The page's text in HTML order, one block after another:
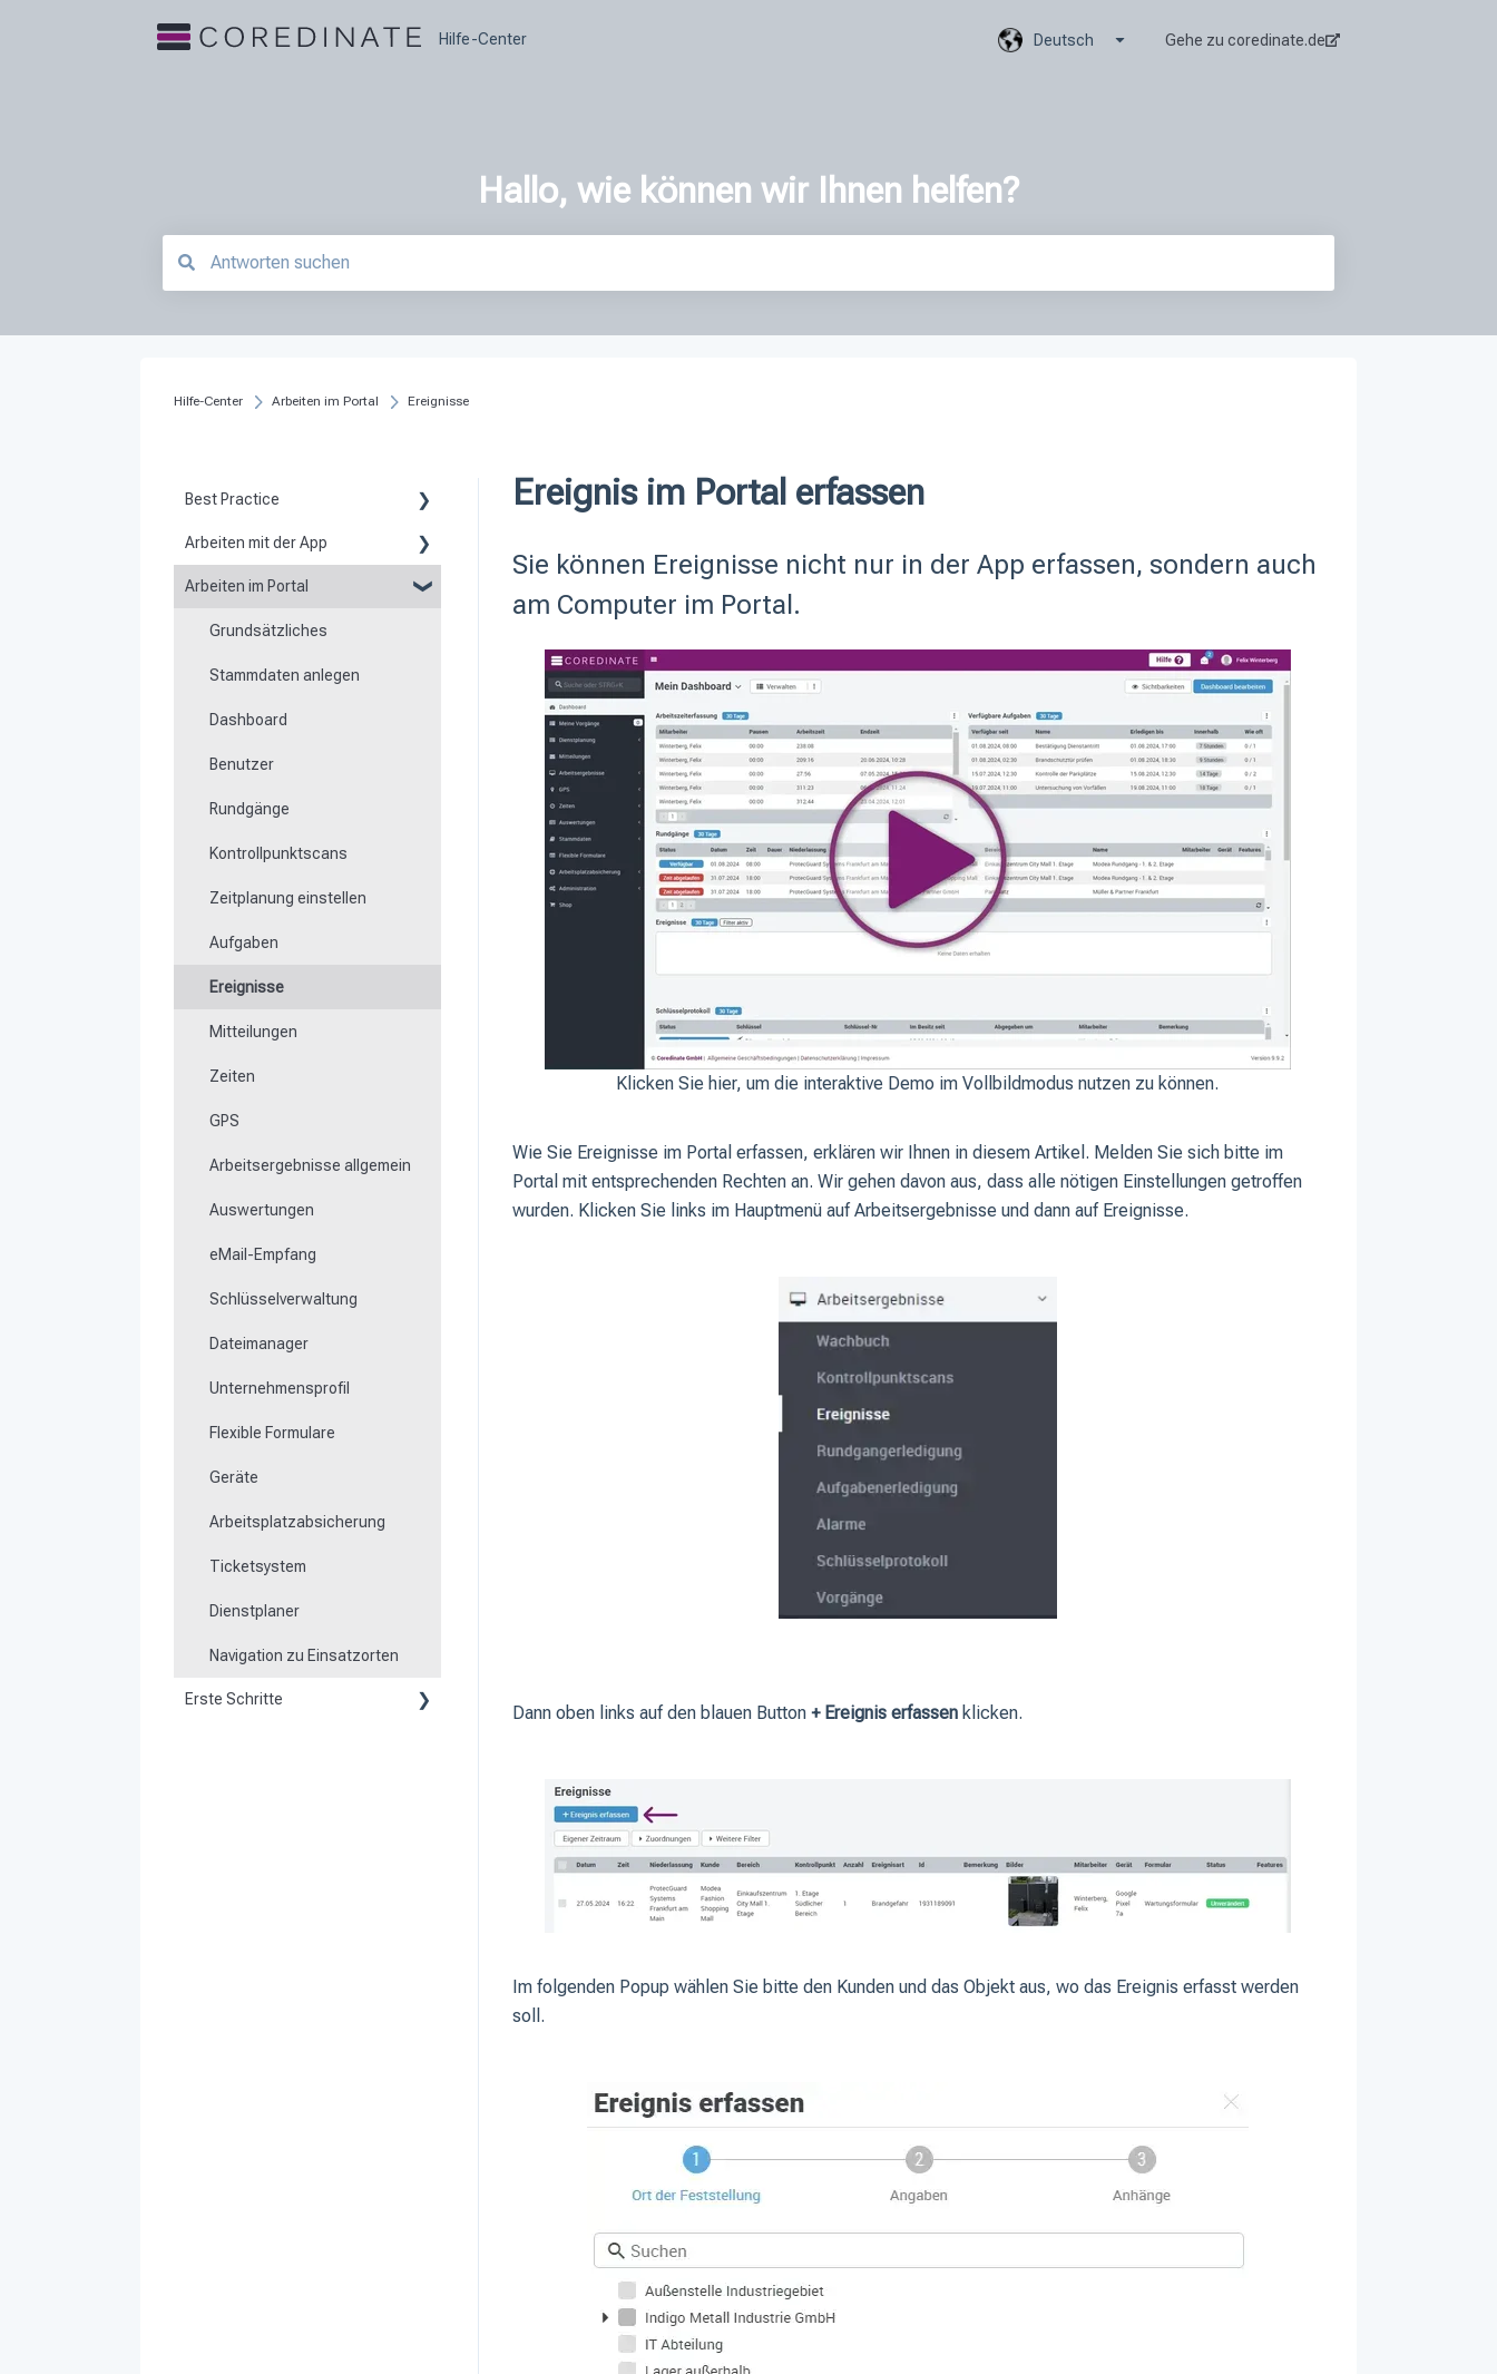
Deutsch Untermenü für Übersetzungen anzeigen
Hilfe-Center Gehe zu coredinate.de
Hallo, wie können wir Ihnen helfen?
Hilfe-Center Arbeiten im Portal Ereignisse
Ereignis im Portal erfassen
Sie können Ereignisse nicht nur in der App erfassen, sondern auch
am Computer im Portal.
Klicken Sie hier, um die interaktive Demo im Vollbildmodus nutzen zu können.
Wie Sie Ereignisse im Portal erfassen, erklären wir Ihnen in diesem Artikel. Melden Sie sich bitte im
Portal mit entsprechenden Rechten an. Wir gehen davon aus, dass alle nötigen Einstellungen getroffen
wurden. Klicken Sie links im Hauptmenü auf Arbeitsergebnisse und dann auf Ereignisse.
Dann oben links auf den blauen Button + Ereignis erfassen klicken.
Im folgenden Popup wählen Sie bitte den Kunden und das Objekt aus, wo das Ereignis erfasst werden
soll.
Best Practice
Berichte
Flexible Formulare
Zeiten
Besonderheit von
Arbeiten mit der App
Grundsätzliches zur App
Scannen von Kontrollpunkten
Navigation zu Einsatzorten
Rundgänge
Offline arbeiten
Ereignisse
Arbeits- und
Kontrollpunkte austauschen
Wie lerne ich Beacons ein?
Arbeiten mit dem Ticketsystem
Arbeiten im Portal
Grundsätzliches
Stammdaten anlegen
Dashboard
Benutzer
Rundgänge
Kontrollpunktscans
Zeitplanung einstellen
Aufgaben
Ereignisse
Mitteilungen
Zeiten
GPS
Arbeitsergebnisse allgemein
Auswertungen
eMail-Empfang
Schlüsselverwaltung
Dateimanager
Unternehmensprofil
Flexible Formulare
Geräte
Arbeitsplatzabsicherung
Ticketsystem
Dienstplaner
Navigation zu Einsatzorten
Erste Schritte